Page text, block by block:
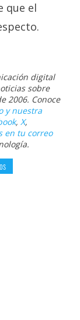
que el
digital
sobre
2006. Conoce
y nuestra
, X,
en tu correo